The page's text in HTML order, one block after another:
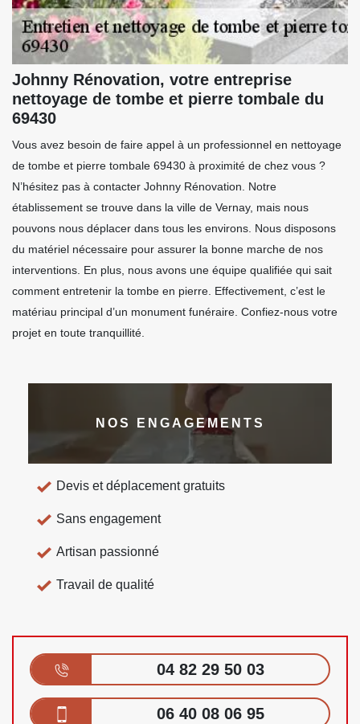
Johnny Rénovation, votre entreprise
nettoyage de tombe et pierre tombale du
69430
Vous avez besoin de faire appel à un professionnel en nettoyage
de tombe et pierre tombale 69430 à proximité de chez vous ?
N’hésitez pas à contacter Johnny Rénovation. Notre
établissement se trouve dans la ville de Vernay, mais nous
pouvons nous déplacer dans tous les environs. Nous disposons
du matériel nécessaire pour assurer la bonne marche de nos
interventions. En plus, nous avons une équipe qualifiée qui sait
comment entretenir la tombe en pierre. Effectivement, c’est le
matériau principal d’un monument funéraire. Confiez-nous votre
projet en toute tranquillité.
NOS ENGAGEMENTS
Devis et déplacement gratuits
Sans engagement
Artisan passionné
Travail de qualité
04 82 29 50 03
06 40 08 06 95